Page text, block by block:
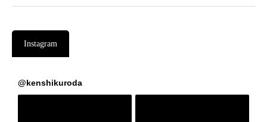
Instagram
@kenshikuroda